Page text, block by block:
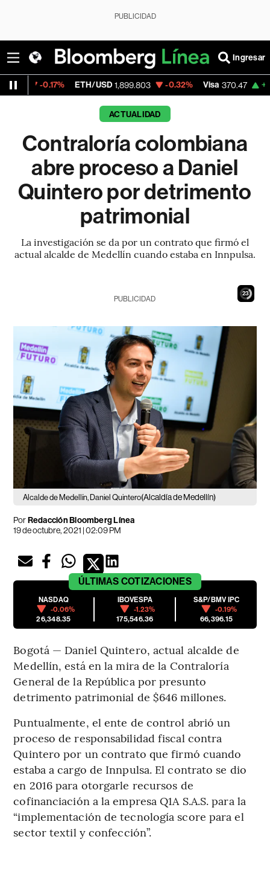
PUBLICIDAD
Ingresar
ETH/USD 1,899.803 -0.32% Visa 370.47 +0.52%
ACTUALIDAD
Contraloría colombiana
abre proceso a Daniel
Quintero por detrimento
patrimonial
La investigación se da por un contrato que firmó el
actual alcalde de Medellín cuando estaba en Innpulsa.
22
PUBLICIDAD
Alcalde de Medellín, Daniel Quintero(Alcaldía de Medellín)
PorRedacción Bloomberg Línea
19 de octubre, 2021 | 02:09 PM
ÚLTIMAS COTIZACIONES
NASDAQ
-0.06%
26,348.35
IBOVESPA
-1.23%
175,546.36
S&P/BMV IPC
-0.19%
66,396.15
Bogotá — Daniel Quintero, actual alcalde de
Medellín, está en la mira de la Contraloría
General de la República por presunto
detrimento patrimonial de $646 millones.
Puntualmente, el ente de control abrió un
proceso de responsabilidad fiscal contra
Quintero por un contrato que firmó cuando
estaba a cargo de Innpulsa. El contrato se dio
en 2016 para otorgarle recursos de
cofinanciación a la empresa Q1A S.A.S. para la
“implementación de tecnología score para el
sector textil y confección”.